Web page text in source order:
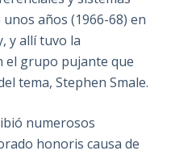
años (1966-68) en
y allí tuvo la
el grupo pujante que
tema, Stephen Smale.
numerosos
honoris causa de